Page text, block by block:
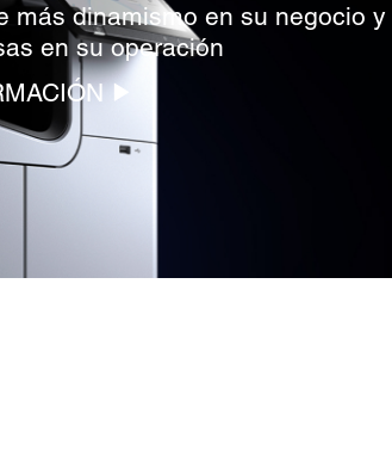
más dinamismo en su negocio y
en su operación